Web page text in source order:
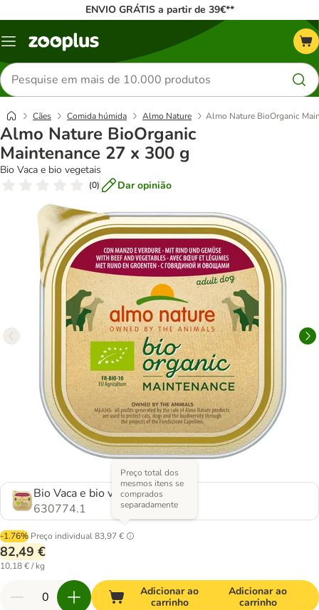
ENVIO GRÁTIS a partir de 39€**
Menu
Pesquisar
produtos
Cães Comida húmida Almo Nature Almo Nature BioOrganic
Almo Nature BioOrganic
Maintenance 27 x 300 g
Bio Vaca e bio vegetais
(0) Dar opinião
Bio Vaca e bio vegetais
630774.1
-1.76% Preço individual83,97 €
Preço total dos
mesmos itens se
comprados
separadamente
82,49 €
10,18 € / kg
Adicionar ao
carrinho
Adicionar ao
carrinho